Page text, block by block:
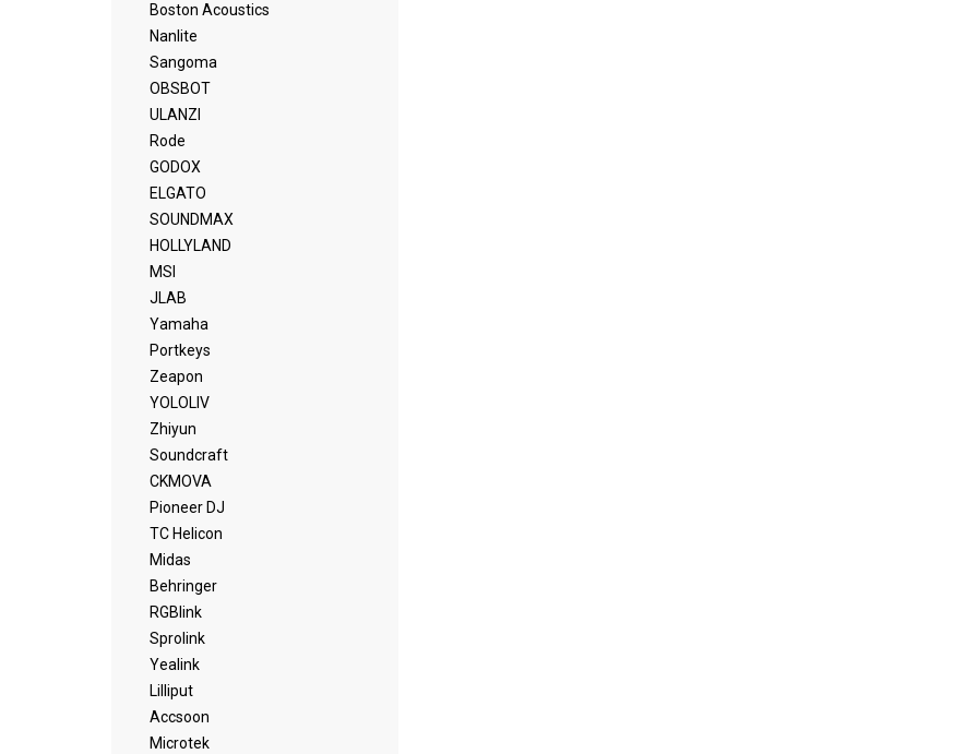
Boston Acoustics
Nanlite
Sangoma
OBSBOT
ULANZI
Rode
GODOX
ELGATO
SOUNDMAX
HOLLYLAND
MSI
JLAB
Yamaha
Portkeys
Zeapon
YOLOLIV
Zhiyun
Soundcraft
CKMOVA
Pioneer DJ
TC Helicon
Midas
Behringer
RGBlink
Sprolink
Yealink
Lilliput
Accsoon
Microtek